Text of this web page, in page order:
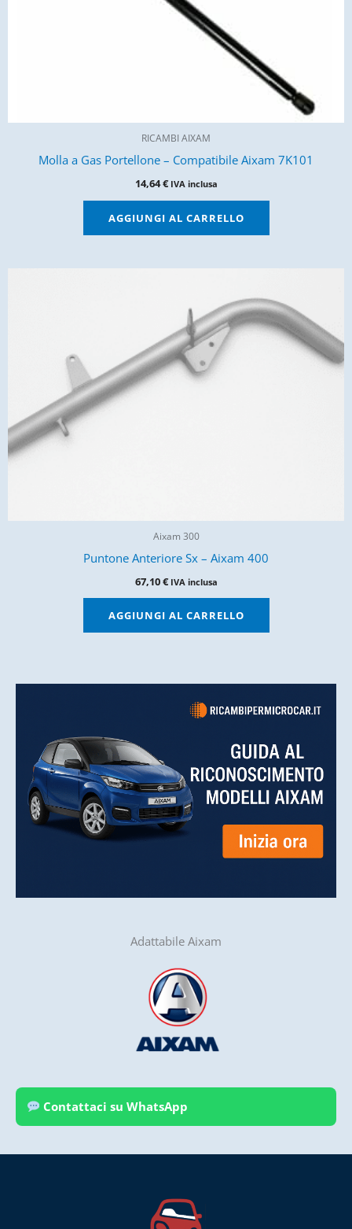
RICAMBI AIXAM
Molla a Gas Portellone – Compatibile Aixam 7K101
14,64€ IVA inclusa
AGGIUNGI AL CARRELLO
Aixam 300
Puntone Anteriore Sx – Aixam 400
67,10€ IVA inclusa
AGGIUNGI AL CARRELLO
Adattabile Aixam
Contattaci su WhatsApp